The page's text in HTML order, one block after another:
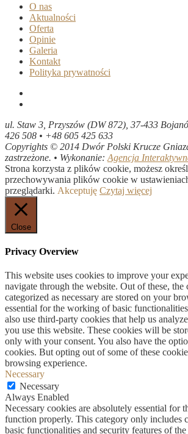
O nas
Aktualności
Oferta
Opinie
Galeria
Kontakt
Polityka prywatności
ul. Staw 3, Przyszów (DW 872), 37-433
426 508 • +48 605 425 633
Copyrights © 2014 Dwór Polski Krucze
zastrzeżone. • Wykonanie: Agencja
Strona korzysta z plików cookie, możesz
przechowywania plików cookie w
przeglądarki. Akceptuję Czytaj więcej
Close
Privacy Overview
This website uses cookies to improve your
navigate through the website. Out of these, the
categorized as necessary are stored on your
essential for the working of basic
also use third-party cookies that help us
you use this website. These cookies will be
only with your consent. You also have the
cookies. But opting out of some of these
browsing experience.
Necessary
Necessary
Always Enabled
Necessary cookies are absolutely essential for
function properly. This category only includes
basic functionalities and security features of